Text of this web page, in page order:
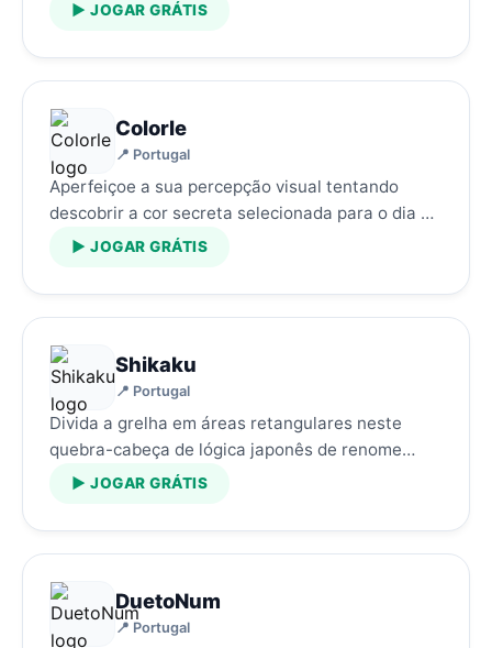
▶ JOGAR GRÁTIS
Colorle
📍 Portugal
Aperfeiçoe a sua percepção visual tentando
descobrir a cor secreta selecionada para o dia de
hoje.…
▶ JOGAR GRÁTIS
Shikaku
📍 Portugal
Divida a grelha em áreas retangulares neste
quebra-cabeça de lógica japonês de renome
mundial.…
▶ JOGAR GRÁTIS
DuetoNum
📍 Portugal